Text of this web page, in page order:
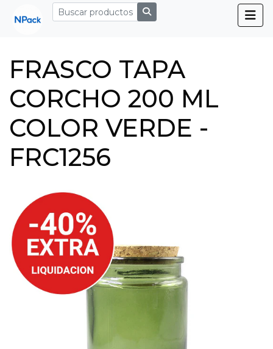
FRASCO TAPA
CORCHO 200 ML
COLOR VERDE -
FRC1256